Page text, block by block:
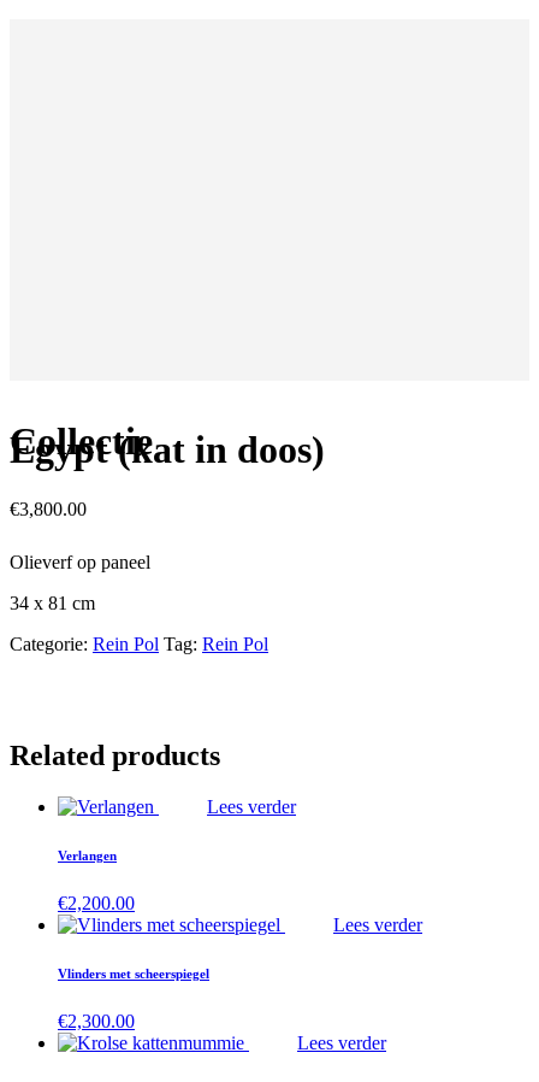
Collectie
Egypt (kat in doos)
€3,800.00
Olieverf op paneel
34 x 81 cm
Categorie: Rein Pol Tag: Rein Pol
Related products
Lees verder
Verlangen
€2,200.00
Lees verder
Vlinders met scheerspiegel
€2,300.00
Lees verder